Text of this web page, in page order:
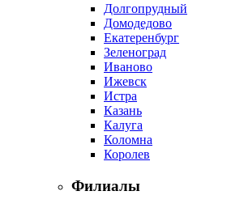
Долгопрудный
Домодедово
Екатеренбург
Зеленоград
Иваново
Ижевск
Истра
Казань
Калуга
Коломна
Королев
Филиалы